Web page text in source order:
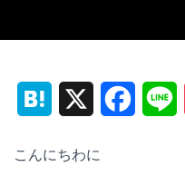
こんにちわに